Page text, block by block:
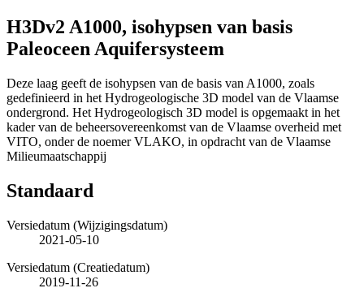
H3Dv2 A1000, isohypsen van basis
Paleoceen Aquifersysteem
Deze laag geeft de isohypsen van de basis van A1000, zoals
gedefinieerd in het Hydrogeologische 3D model van de Vlaamse
ondergrond. Het Hydrogeologisch 3D model is opgemaakt in het
kader van de beheersovereenkomst van de Vlaamse overheid met
VITO, onder de noemer VLAKO, in opdracht van de Vlaamse
Milieumaatschappij
Standaard
Versiedatum (Wijzigingsdatum)
2021-05-10
Versiedatum (Creatiedatum)
2019-11-26